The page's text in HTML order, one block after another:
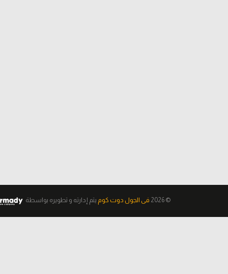
© 2026 فى الجول دوت كوم يتم إدارته و تطويره بواسطة